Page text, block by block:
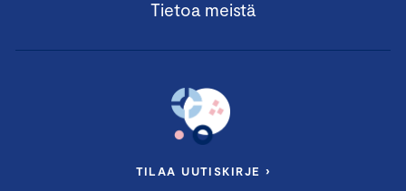
Tietoa meistä
TILAA UUTISKIRJE ›